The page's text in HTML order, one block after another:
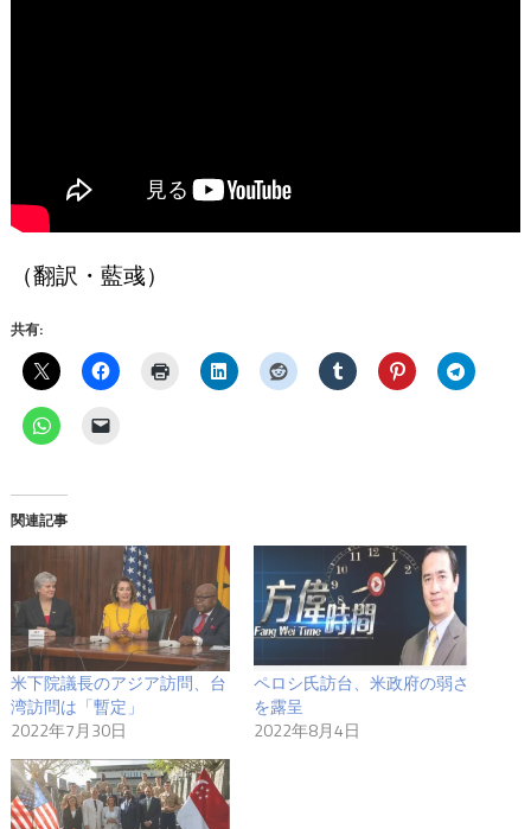
（翻訳・藍彧）
共有:
関連記事
米下院議長のアジア訪問、台
湾訪問は「暫定」
2022年7月30日
ペロシ氏訪台、米政府の弱さ
を露呈
2022年8月4日